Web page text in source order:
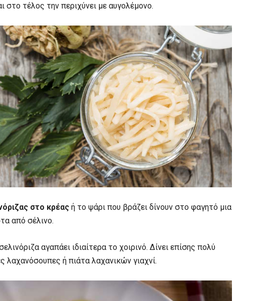
στο τέλος την περιχύνει με αυγολέμονο.
στο κρέας ή το ψάρι που βράζει δίνουν στο φαγητό μια
από σέλινο.
αγαπάει ιδιαίτερα το χοιρινό. Δίνει επίσης πολύ
λαχανόσουπες ή πιάτα λαχανικών γιαχνί.